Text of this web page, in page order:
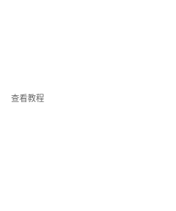
查看教程